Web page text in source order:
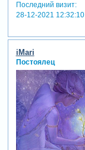
Последний визит:
28-12-2021 12:32:10
iMari
Постоялец